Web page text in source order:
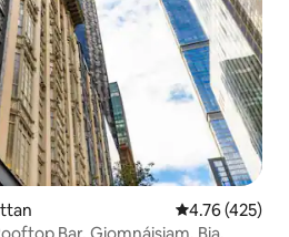
Meánrátáil
4.76 (425)